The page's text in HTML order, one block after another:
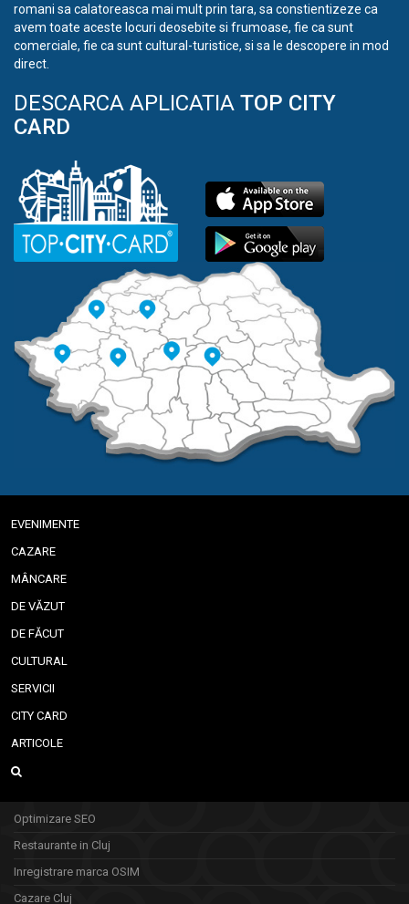
romani sa calatoreasca mai mult prin tara, sa constientizeze ca
avem toate aceste locuri deosebite si frumoase, fie ca sunt
comerciale, fie ca sunt cultural-turistice, si sa le descopere in mod
direct.
DESCARCA APLICATIA TOP CITY
CARD
EVENIMENTE
CAZARE
MÂNCARE
DE VĂZUT
DE FĂCUT
CULTURAL
SERVICII
CITY CARD
ARTICOLE
Optimizare SEO
Restaurante in Cluj
Inregistrare marca OSIM
Cazare Cluj